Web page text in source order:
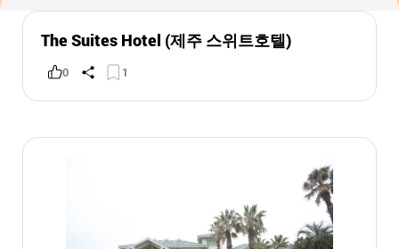
The Suites Hotel (제주 스위트호텔)
0 1